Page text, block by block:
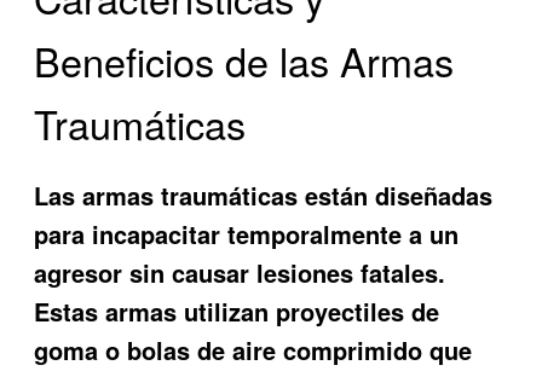
Beneficios de las Armas
Traumáticas
Las armas traumáticas están diseñadas
para incapacitar temporalmente a un
agresor sin causar lesiones fatales.
Estas armas utilizan proyectiles de
goma o bolas de aire comprimido que